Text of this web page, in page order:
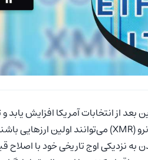
بعد از انتخابات آمریکا افزایش
نزدیکی اوج تاریخی خود با اصلاح